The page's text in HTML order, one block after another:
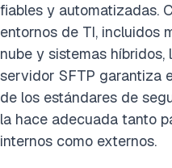
fiables y automatizadas.
entornos de TI, incluidos
nube y sistemas
servidor SFTP garantiza
de los estándares de
la hace adecuada tanto
internos como externos.